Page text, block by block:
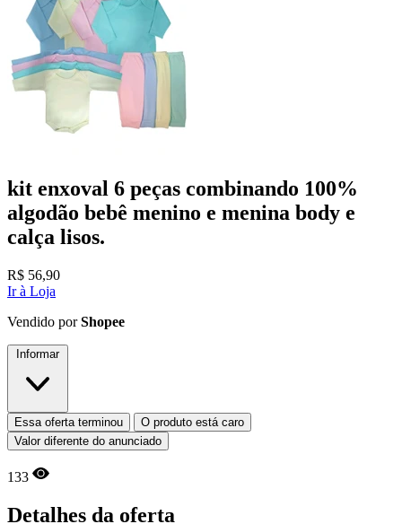
kit enxoval 6 peças combinando 100%
algodão bebê menino e menina body e
calça lisos.
R$ 56,90
Ir à Loja
Vendido porShopee
Informar
Essa oferta terminou
O produto está caro
Valor diferente do anunciado
133
Detalhes da oferta